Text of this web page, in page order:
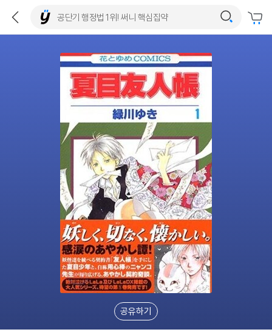
공유하기